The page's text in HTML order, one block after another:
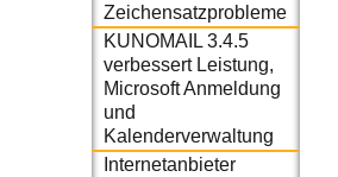
Zeichensatzprobleme
KUNOMAIL 3.4.5
verbessert Leistung,
Microsoft Anmeldung
und
Kalenderverwaltung
Internetanbieter